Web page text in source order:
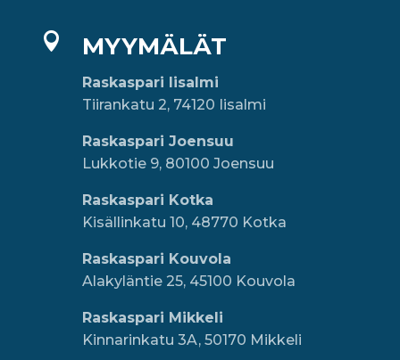
 MYYMÄLÄT
Raskaspari Iisalmi
Tiirankatu 2, 74120 Iisalmi
Raskaspari Joensuu
Lukkotie 9, 80100 Joensuu
Raskaspari Kotka
Kisällinkatu 10, 48770 Kotka
Raskaspari Kouvola
Alakyläntie 25, 45100 Kouvola
Raskaspari Mikkeli
Kinnarinkatu 3A, 50170 Mikkeli